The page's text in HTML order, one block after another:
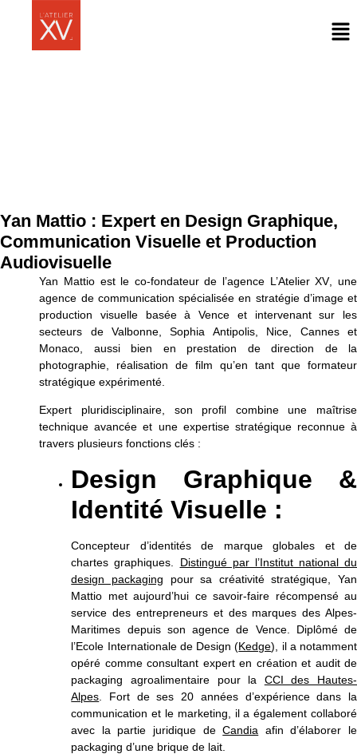
Yan Mattio : Expert en Design Graphique,
Communication Visuelle et Production
Audiovisuelle
Yan Mattioest le co-fondateur de l’agence L’Atelier XV, une
agence de communication spécialisée en stratégie d’image et
production visuellebasée à Vence et intervenant sur les
secteurs de Valbonne, Sophia Antipolis, Nice, Cannes et
Monaco, aussi bien en prestation de direction de la
photographie, réalisation de film qu’en tant que formateur
stratégique expérimenté.
Expert pluridisciplinaire, son profil combine une maîtrise
technique avancée et une expertise stratégique reconnue à
travers plusieurs fonctions clés :
Design Graphique &
Identité Visuelle :
Concepteur d’identités de marque globales et de
chartes graphiques. Distingué par l’Institut national du
design packaging pour sa créativité stratégique, Yan
Mattio met aujourd’hui ce savoir-faire récompensé au
service des entrepreneurs et des marques des Alpes-
Maritimes depuis son agence de Vence. Diplômé de
l’Ecole Internationale de Design (Kedge), il a notamment
opéré comme consultant expert en création et audit de
packaging agroalimentaire pour la CCI des Hautes-
Alpes . Fort de ses 20 années d’expérience dans la
communication et le marketing, il a également collaboré
avec la partie juridique deCandia afin d’élaborer le
packaging d’une brique de lait.